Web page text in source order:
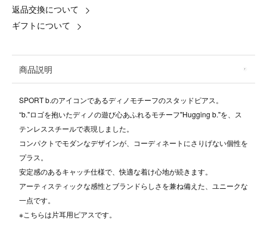
返品交換について
ギフトについて
商品説明
SPORT b.のアイコンであるディノモチーフのスタッドピアス。
“b."ロゴを抱いたディノの遊び心あふれるモチーフ"Hugging b."を、ス
テンレススチールで表現しました。
コンパクトでモダンなデザインが、コーディネートにさりげない個性を
プラス。
安定感のあるキャッチ仕様で、快適な着け心地が続きます。
アーティスティックな感性とブランドらしさを兼ね備えた、ユニークな
一点です。
※こちらは片耳用ピアスです。